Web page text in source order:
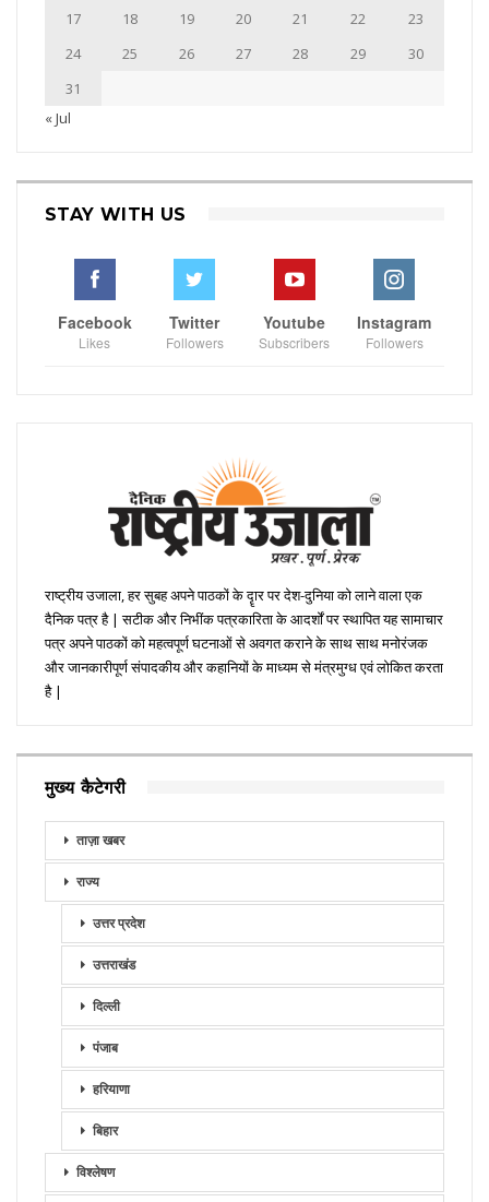
17
18 19 20 21 22
23
24
25 26 27 28 29
30
31
« Jul
STAY WITH US
Facebook
Likes
Twitter
Followers
Youtube
Subscribers
Instagram
Followers
राष्ट्रीय उजाला, हर सुबह अपने पाठकों के दॄार पर देश-दुनिया को लाने वाला एक
दैनिक पत्र है | सटीक और निभींक पत्रकारिता के आदर्शों पर स्थापित यह सामाचार
पत्र अपने पाठकों को महत्वपूर्ण घटनाओं से अवगत कराने के साथ साथ मनोरंजक
और जानकारीपूर्ण संपादकीय और कहानियों के माध्यम से मंत्रमुग्ध एवं लोकित करता
है |
मुख्य कैटेगरी
ताज़ा खबर
राज्य
उत्तर प्रदेश
उत्तराखंड
दिल्ली
पंजाब
हरियाणा
बिहार
विश्लेषण